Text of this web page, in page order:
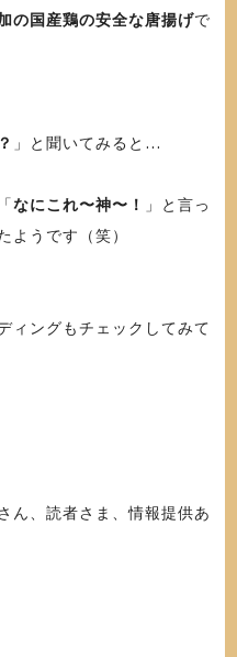
の国産鶏の安全な唐揚げで
」と聞いてみると…
なにこれ〜神〜！
」と言っ
ようです（笑）
ィングもチェックしてみて
ん、読者さま、情報提供あ